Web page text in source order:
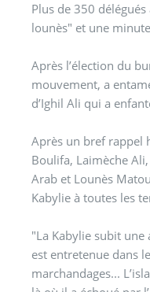
Plus de 350
lounès" et une
Après l’élection du
mouvement, a
d’Ighil Ali qui a
Après un bref rappel historique sur le
Boulifa, Laimèche
Arab et Lounès Matoub...Ferhat
Kabylie à toutes les
"La Kabylie subit
est entretenue dans
marchandages...